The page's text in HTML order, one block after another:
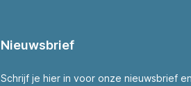
Nieuwsbrief
Schrijf je hier in voor onze nieuwsbrief